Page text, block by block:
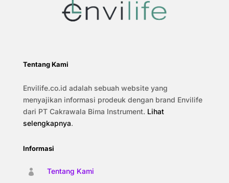
Tentang Kami
Envilife.co.id adalah sebuah website yang
menyajikan informasi prodeuk dengan brand Envilife
dari PT Cakrawala Bima Instrument. Lihat
selengkapnya.
Informasi
 Tentang Kami